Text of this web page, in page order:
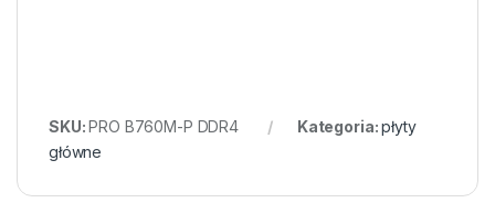
SKU:PRO B760M-P DDR4 Kategoria:płyty
główne